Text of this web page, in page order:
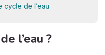
cycle de l’eau
l’eau ?